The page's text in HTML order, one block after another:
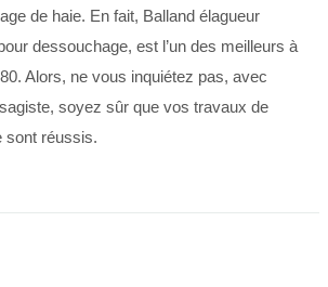
de haie. En fait, Balland élagueur
dessouchage, est l’un des meilleurs à
Alors, ne vous inquiétez pas, avec
soyez sûr que vos travaux de
sont réussis.